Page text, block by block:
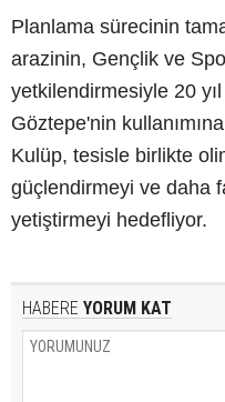
Planlama sürecinin
arazinin, Gençlik ve
yetkilendirmesiyle 20
Göztepe'nin
Kulüp, tesisle birlikte
güçlendirmeyi ve daha
yetiştirmeyi hedefliyor.
HABERE YORUM KAT